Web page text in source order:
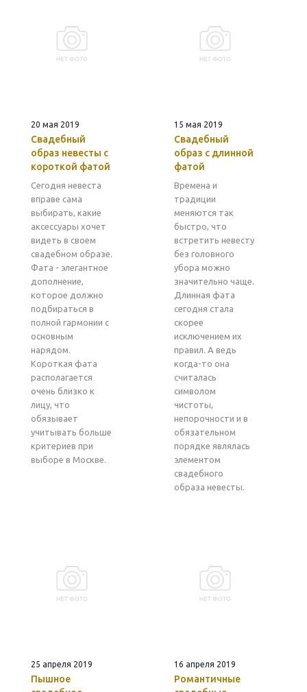
20 мая 2019
Свадебный
образ невесты с
короткой фатой
Сегодня невеста
вправе сама
выбирать, какие
аксессуары хочет
видеть в своем
свадебном образе.
Фата - элегантное
дополнение,
которое должно
подбираться в
полной гармонии с
основным
нарядом.
Короткая фата
располагается
очень близко к
лицу, что
обязывает
учитывать больше
критериев при
выборе в Москве.
15 мая 2019
Свадебный
образ с длинной
фатой
Времена и
традиции
меняются так
быстро, что
встретить невесту
без головного
убора можно
значительно чаще.
Длинная фата
сегодня стала
скорее
исключением их
правил. А ведь
когда-то она
считалась
символом
чистоты,
непорочности и в
обязательном
порядке являлась
элементом
свадебного
образа невесты.
25 апреля 2019
Пышное
16 апреля 2019
Романтичные